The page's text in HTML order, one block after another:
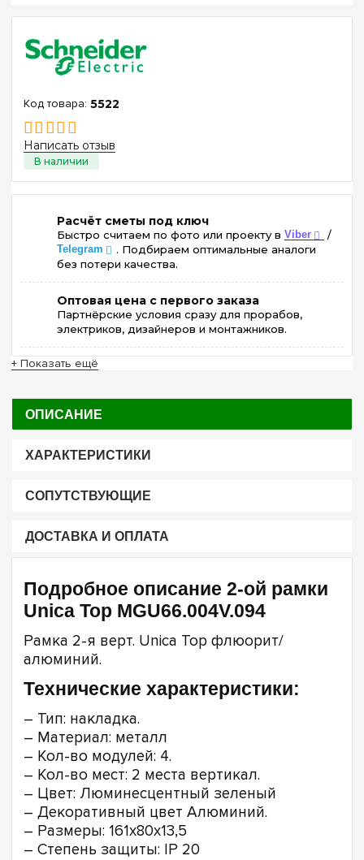
5522
Написать отзыв
Расчёт сметы под ключ
Быстро считаем по фото или проекту в Viber /
Telegram
. Подбираем оптимальные аналоги
без потери качества.
Оптовая цена с первого заказа
Партнёрские условия сразу для прорабов,
электриков, дизайнеров и монтажников.
+ Показать ещё
ОПИСАНИЕ
ХАРАКТЕРИСТИКИ
СОПУТСТВУЮЩИЕ
ДОСТАВКА И ОПЛАТА
Подробное описание 2-ой рамки
Unica Top MGU66.004V.094
Рамка 2-я верт. Unica Top флюорит/
алюминий.
Технические характеристики:
– Тип: накладка.
– Материал: металл
– Кол-во модулей: 4.
– Кол-во мест: 2 места вертикал.
– Цвет: Люминесцентный зеленый
– Декоративный цвет Алюминий.
– Размеры: 161х80х13,5
– Степень защиты: IP 20